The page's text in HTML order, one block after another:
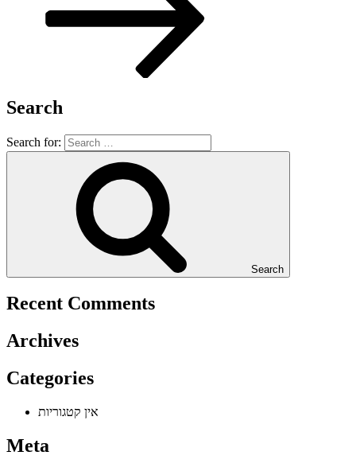
Search
Search for:
Search
Recent Comments
Archives
Categories
אין קטגוריות
Meta